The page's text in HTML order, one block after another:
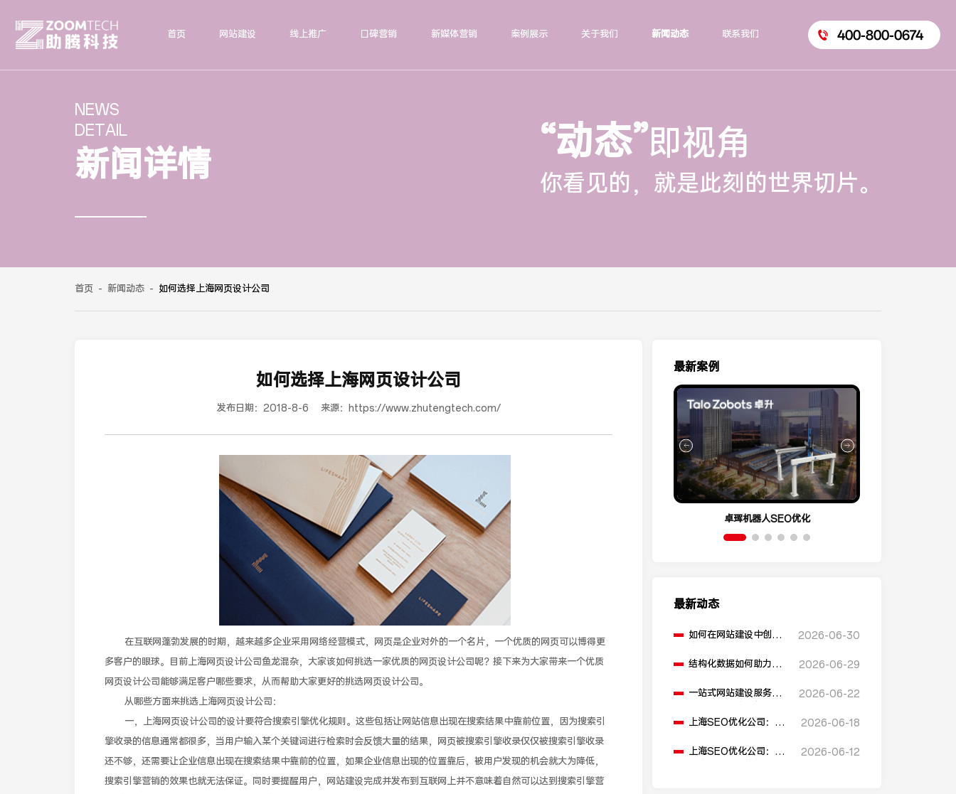
首页 网站建设 线上推广 口碑营销 新媒体营销 案例展示 关于我们 新闻动态 联系我们 400-800-0674
NEWS
DETAIL
新闻详情 “动态”即视角
你看见的，就是此刻的世界切片。
首页 - 新闻动态 - 如何选择上海网页设计公司
如何选择上海网页设计公司
发布日期： 2018-8-6 来源： https://www.zhutengtech.com/
在互联网蓬勃发展的时期，越来越多企业采用网络经营模式，网页是企业对外的一个名片，一个优质的网页可以博得更
多客户的眼球。目前上海网页设计公司鱼龙混杂，大家该如何挑选一家优质的网页设计公司呢？接下来为大家带来一个优质
网页设计公司能够满足客户哪些要求，从而帮助大家更好的挑选网页设计公司。
从哪些方面来挑选上海网页设计公司：
一，上海网页设计公司的设计要符合搜索引擎优化规则。这些包括让网站信息出现在搜索结果中靠前位置，因为搜索引
擎收录的信息通常都很多，当用户输入某个关键词进行检索时会反馈大量的结果，网页被搜索引擎收录仅仅被搜索引擎收录
还不够，还需要让企业信息出现在搜索结果中靠前的位置，如果企业信息出现的位置靠后，被用户发现的机会就大为降低，
搜索引擎营销的效果也就无法保证。同时要提醒用户，网站建设完成并发布到互联网上并不意味着自然可以达到搜索引擎营
最新案例
卓珲机器人SEO优化
最新动态
如何在网站建设中创建
2026-06-30
结构化数据如何助力
2026-06-29
一站式网站建设服务平
2026-06-22
上海SEO优化公司：如
升点击率和SEO效果？
2026-06-18
上海SEO优化公司：有
2026-06-12